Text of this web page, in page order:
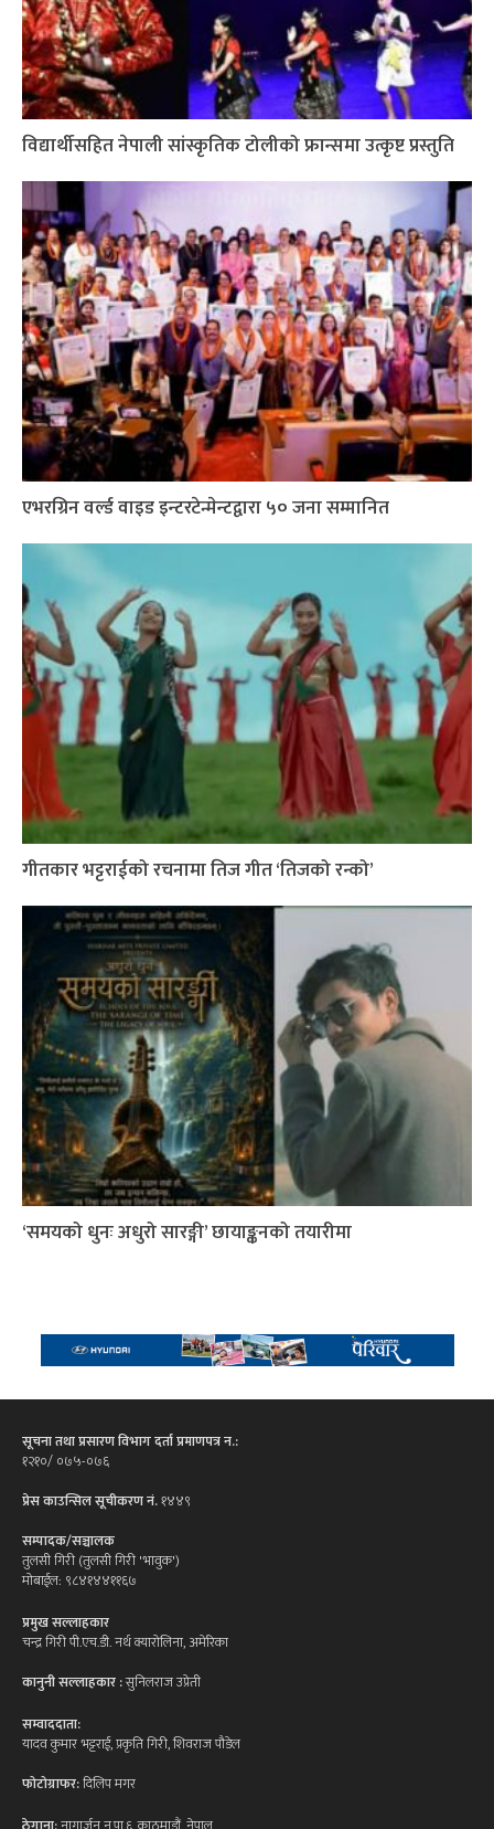
विद्यार्थीसहित नेपाली सांस्कृतिक टोलीको फ्रान्समा उत्कृष्ट प्रस्तुति
एभरग्रिन वर्ल्ड वाइड इन्टरटेन्मेन्टद्वारा ५० जना सम्मानित
गीतकार भट्टराईको रचनामा तिज गीत ‘तिजको रन्को’
‘समयको धुनः अधुरो सारङ्गी’ छायाङ्कनको तयारीमा
सूचना तथा प्रसारण विभाग दर्ता प्रमाणपत्र न.:
१२१०/ ०७५-०७६
प्रेस काउन्सिल सूचीकरण नं.१४४९
सम्पादक/सञ्चालक
तुलसी गिरी (तुलसी गिरी 'भावुक')
मोबाईल: ९८४१४४११६७
प्रमुख सल्लाहकार
चन्द्र गिरी पी.एच.डी. नर्थ क्यारोलिना, अमेरिका
कानुनी सल्लाहकार :सुनिलराज उप्रेती
सम्वाददाता:
यादव कुमार भट्टराई, प्रकृति गिरी, शिवराज पौडेल
फोटोग्राफर:दिलिप मगर